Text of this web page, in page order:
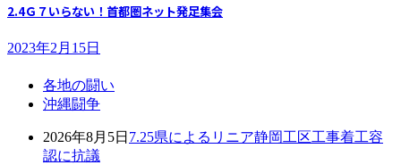
2.4Ｇ７いらない！首都圏ネット発足集会
2023年2月15日
各地の闘い
沖縄闘争
2026年8月5日 7.25県によるリニア静岡工区工事着工容
認に抗議